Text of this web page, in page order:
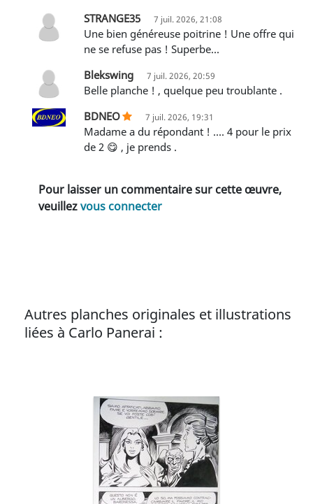
STRANGE35
7 juil. 2026, 21:08
Une bien généreuse poitrine ! Une offre qui
ne se refuse pas ! Superbe...
Blekswing
7 juil. 2026, 20:59
Belle planche ! , quelque peu troublante .
BDNEO
7 juil. 2026, 19:31
Madame a du répondant ! .... 4 pour le prix
de 2 😋 , je prends .
Pour laisser un commentaire sur cette œuvre,
veuillezvous connecter
Autres planches originales et illustrations
liées à Carlo Panerai :